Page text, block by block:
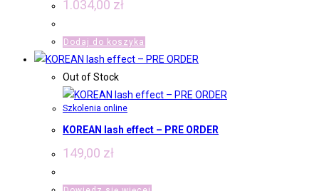
1.034,00 zł
Dodaj do koszyka
Out of Stock
Szkolenia online
KOREAN lash effect – PRE ORDER
149,00 zł